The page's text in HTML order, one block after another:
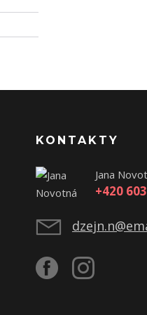
KONTAKTY
Jana
+420